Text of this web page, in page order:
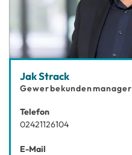
Jak Strack
Gewerbekundenmanager
Telefon
02421126104
E-Mail